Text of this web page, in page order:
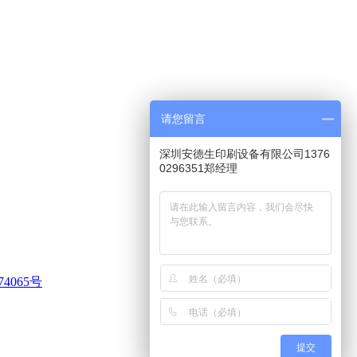
号
请您留言
深圳安德生印刷设备有限公司1376
0296351郑经理
提交